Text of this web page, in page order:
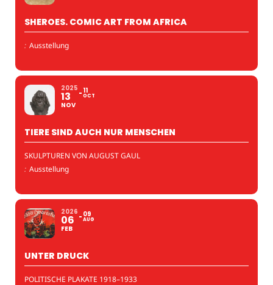
SHEROES. COMIC ART FROM AFRICA
: Ausstellung
2025
13
NOV
11
OCT
TIERE SIND AUCH NUR MENSCHEN
SKULPTUREN VON AUGUST GAUL
: Ausstellung
2026
06
FEB
09
AUG
UNTER DRUCK
POLITISCHE PLAKATE 1918–1933